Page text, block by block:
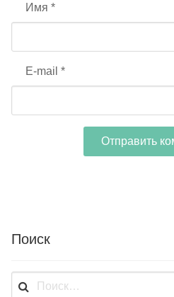
Имя *
E-mail *
Поиск
Найти: